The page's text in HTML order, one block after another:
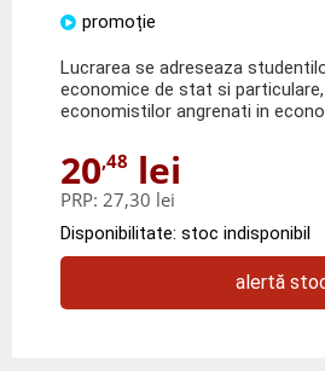
promoție
Lucrarea se adreseaza
economice de stat si
economistilor angrenati in
20,48 lei
PRP: 27,30 lei
Disponibilitate: stoc indisponibil
alertă